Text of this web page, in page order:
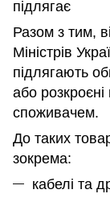
підлягає
Разом з тим,
Міністрів
підлягають
або
споживачем.
До таких
зокрема:
кабелі та